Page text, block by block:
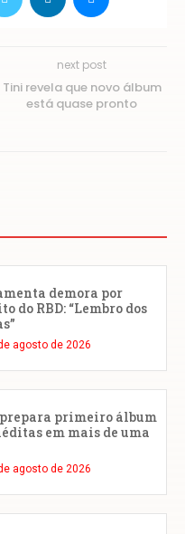
next post
Tini revela que novo álbum
está quase pronto
demora por
do RBD: “Lembro dos
agosto de 2026
primeiro álbum
em mais de uma
agosto de 2026